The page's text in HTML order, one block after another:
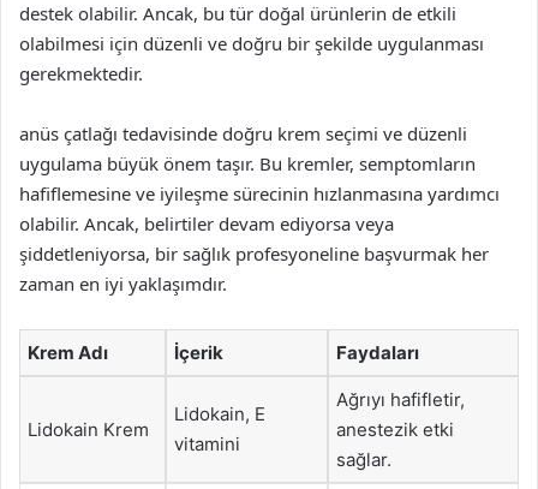
destek olabilir. Ancak, bu tür doğal ürünlerin de etkili
olabilmesi için düzenli ve doğru bir şekilde uygulanması
gerekmektedir.
anüs çatlağı tedavisinde doğru krem seçimi ve düzenli
uygulama büyük önem taşır. Bu kremler, semptomların
hafiflemesine ve iyileşme sürecinin hızlanmasına yardımcı
olabilir. Ancak, belirtiler devam ediyorsa veya
şiddetleniyorsa, bir sağlık profesyoneline başvurmak her
zaman en iyi yaklaşımdır.
Krem Adı İçerik Faydaları
Lidokain Krem
Lidokain, E
vitamini
Ağrıyı hafifletir,
anestezik etki
sağlar.